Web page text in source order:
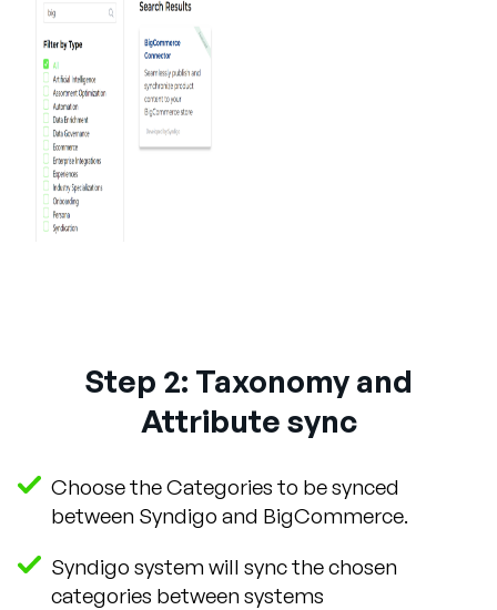
Step 2: Taxonomy and
Attribute sync
Choose the Categories to be synced
between Syndigo and BigCommerce.
Syndigo system will sync the chosen
categories between systems